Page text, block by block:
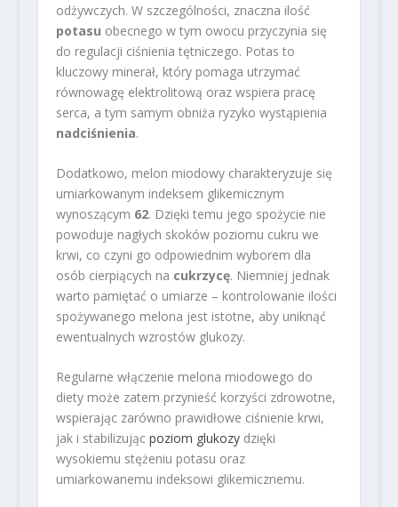
odżywczych. W szczególności, znaczna ilość
potasu obecnego w tym owocu przyczynia się
do regulacji ciśnienia tętniczego. Potas to
kluczowy minerał, który pomaga utrzymać
równowagę elektrolitową oraz wspiera pracę
serca, a tym samym obniża ryzyko wystąpienia
nadciśnienia.
Dodatkowo, melon miodowy charakteryzuje się
umiarkowanym indeksem glikemicznym
wynoszącym 62. Dzięki temu jego spożycie nie
powoduje nagłych skoków poziomu cukru we
krwi, co czyni go odpowiednim wyborem dla
osób cierpiących na cukrzycę. Niemniej jednak
warto pamiętać o umiarze – kontrolowanie ilości
spożywanego melona jest istotne, aby uniknąć
ewentualnych wzrostów glukozy.
Regularne włączenie melona miodowego do
diety może zatem przynieść korzyści zdrowotne,
wspierając zarówno prawidłowe ciśnienie krwi,
jak i stabilizując poziom glukozydzięki
wysokiemu stężeniu potasu oraz
umiarkowanemu indeksowi glikemicznemu.